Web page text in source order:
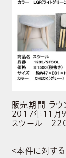
販売期間 ラウ
2017年11月
スツール
<本件に対す